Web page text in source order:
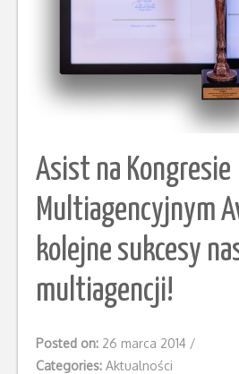
Asist na Kongresie
Multiagencyjnym
kolejne sukcesy
multiagencji!
Posted on: 26 marca 2014 /
Categories: Aktualności